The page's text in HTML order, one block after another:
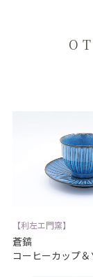
【利左エ門窯】
蒼鎬
コーヒーカップ